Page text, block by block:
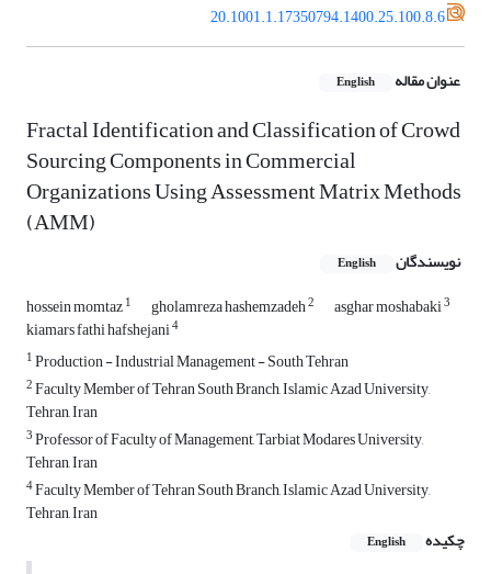
20.1001.1.17350794.1400.25.100.8.6
عنوان مقاله English
Fractal Identification and Classification of Crowd
Sourcing Components in Commercial
Organizations Using Assessment Matrix Methods
(AMM)
نویسندگان English
hossein momtaz1 gholamreza hashemzadeh2 asghar moshabaki3
kiamars fathi hafshejani4
1Production - Industrial Management - South Tehran
2Faculty Member of Tehran South Branch, Islamic Azad University,
Tehran, Iran
3Professor of Faculty of Management, Tarbiat Modares University,
Tehran, Iran
4Faculty Member of Tehran South Branch, Islamic Azad University,
Tehran, Iran
چکیده
English